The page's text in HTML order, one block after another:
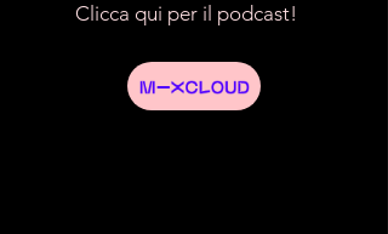
Clicca qui per il podcast!